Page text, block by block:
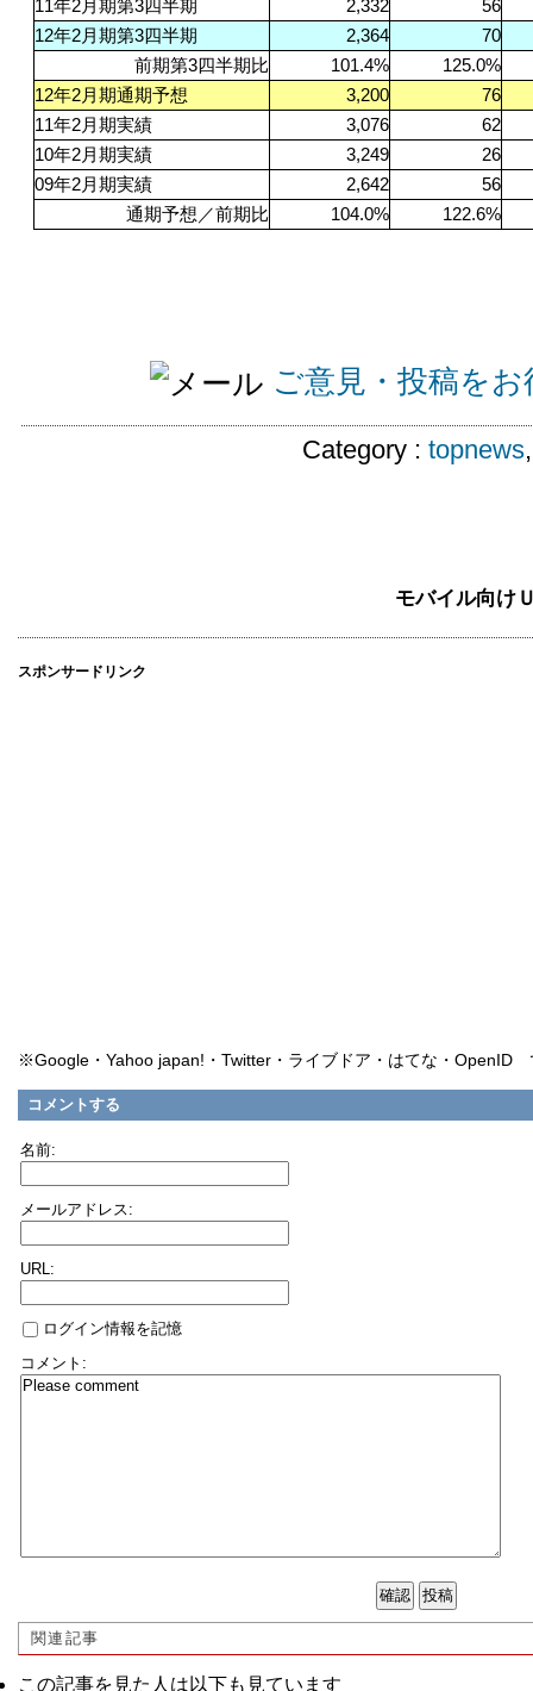
11年2月期第3四半期 2,332
56
12年2月期第3四半期 2,364
70
前期第3四半期比
101.4%
125.0%
12年2月期通期予想 3,200
76
11年2月期実績 3,076
62
10年2月期実績 3,249
26
09年2月期実績 2,642
56
通期予想／前期比
104.0% 122.6%
ご意見・投稿を
Category : topnews
モバイル向け
スポンサードリンク
※Google・Yahoo japan!・Twitter・ライブドア・はてな・OpenID
コメントする
名前:
メールアドレス:
URL:
ログイン情報を記憶
コメント:
関連記事
この記事を見た人は以下も見ています